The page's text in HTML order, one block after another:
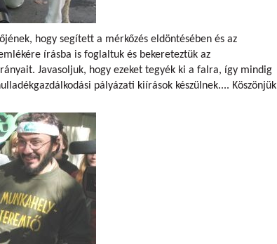
hogy segített a mérkőzés eldöntésében és az
írásba is foglaltuk és bekereteztük az
Javasoljuk, hogy ezeket tegyék ki a falra, így mindig
pályázati kiírások készülnek.... Köszönjük